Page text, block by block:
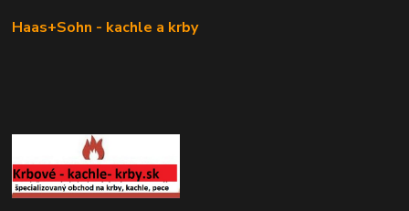
Haas+Sohn - kachle a krby